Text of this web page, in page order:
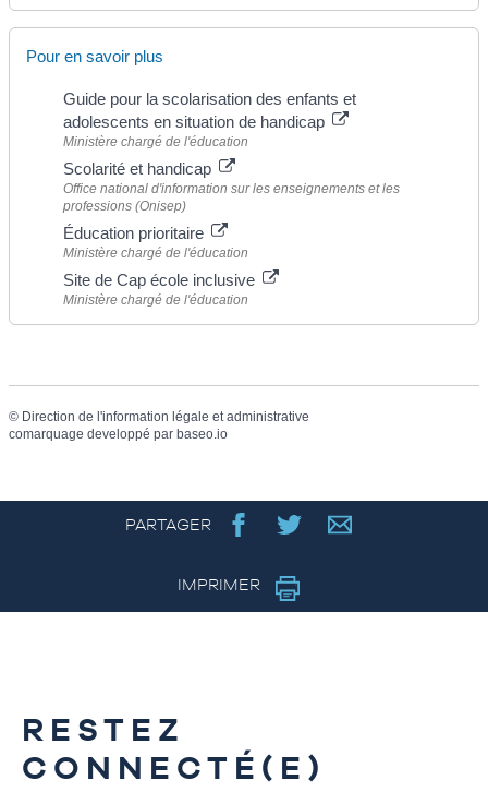
Pour en savoir plus
Guide pour la scolarisation des enfants et
adolescents en situation de handicap
Ministère chargé de l'éducation
Scolarité et handicap
Office national d'information sur les enseignements et les
professions (Onisep)
Éducation prioritaire
Ministère chargé de l'éducation
Site de Cap école inclusive
Ministère chargé de l'éducation
© Direction de l'information légale et administrative
comarquage developpé par baseo.io
PARTAGER
IMPRIMER
RESTEZ
CONNECTÉ(E)